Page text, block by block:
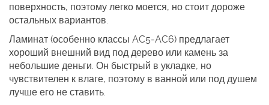
поверхность, поэтому легко моется, но стоит дороже
остальных вариантов.
Ламинат (особенно классы AC5‑AC6) предлагает
хороший внешний вид под дерево или камень за
небольшие деньги. Он быстрый в укладке, но
чувствителен к влаге, поэтому в ванной или под душем
лучше его не ставить.